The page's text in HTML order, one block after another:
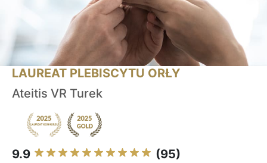
LAUREAT PLEBISCYTU ORŁY
Ateitis VR Turek
9.9 (95)